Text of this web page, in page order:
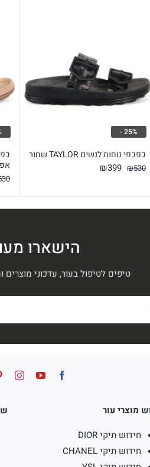
כפכפי נוחות לנשים TAYLOR שחור
₪530
המחיר
₪399 המחיר
25% -
הישארו
טיפים לטיפול בעור, עדכוני
מוצרי עור
חידוש תיקי DIOR
חידוש תיקי CHANEL